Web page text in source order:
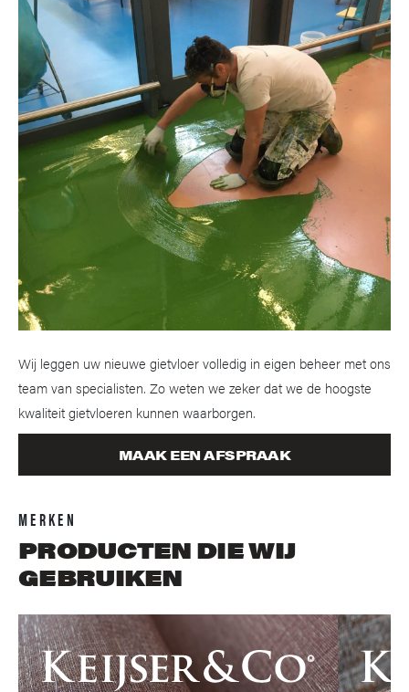
Wij leggen uw nieuwe gietvloer volledig in eigen beheer met ons
team van specialisten. Zo weten we zeker dat we de hoogste
kwaliteit gietvloeren kunnen waarborgen.
MAAK EEN AFSPRAAK
MERKEN
PRODUCTEN DIE WIJ
GEBRUIKEN